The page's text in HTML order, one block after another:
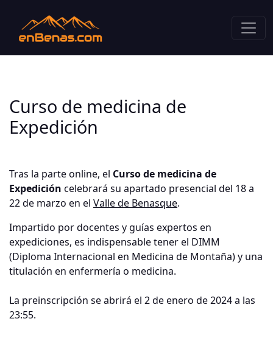
Curso de medicina de
Expedición
Tras la parte online, el Curso de medicina de
Expedición celebrará su apartado presencial del 18 a
22 de marzo en el Valle de Benasque.
Impartido por docentes y guías expertos en
expediciones, es indispensable tener el DIMM
(Diploma Internacional en Medicina de Montaña) y una
titulación en enfermería o medicina.
La preinscripción se abrirá el 2 de enero de 2024 a las
23:55.